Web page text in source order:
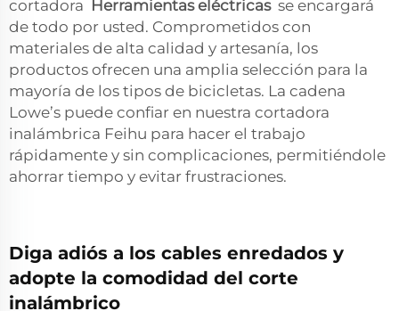
cortadora Herramientas eléctricas se encargará
de todo por usted. Comprometidos con
materiales de alta calidad y artesanía, los
productos ofrecen una amplia selección para la
mayoría de los tipos de bicicletas. La cadena
Lowe’s puede confiar en nuestra cortadora
inalámbrica Feihu para hacer el trabajo
rápidamente y sin complicaciones, permitiéndole
ahorrar tiempo y evitar frustraciones.
Diga adiós a los cables enredados y
adopte la comodidad del corte
inalámbrico